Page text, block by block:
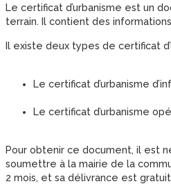
Le certificat d’urbanisme est un
terrain. Il contient des
Il existe deux types de certificat
Le certificat d’urbanisme
Le certificat d’urbanisme
Pour obtenir ce document, il est
soumettre à la mairie de la
2 mois, et sa délivrance est